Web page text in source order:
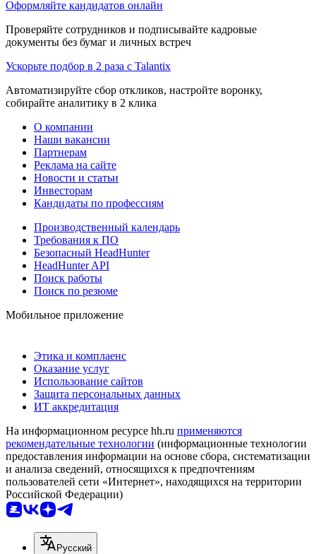
Оформляйте кандидатов онлайн
Проверяйте сотрудников и подписывайте кадровые
документы без бумаг и личных встреч
Ускорьте подбор в 2 раза с Talantix
Автоматизируйте сбор откликов, настройте воронку,
собирайте аналитику в 2 клика
О компании
Наши вакансии
Партнерам
Реклама на сайте
Новости и статьи
Инвесторам
Кандидаты по профессиям
Производственный календарь
Требования к ПО
Безопасный HeadHunter
HeadHunter API
Поиск работы
Поиск по резюме
Мобильное приложение
Этика и комплаенс
Оказание услуг
Использование сайтов
Защита персональных данных
ИТ аккредитация
На информационном ресурсе hh.ru применяются
рекомендательные технологии (информационные технологии
предоставления информации на основе сбора, систематизации
и анализа сведений, относящихся к предпочтениям
пользователей сети «Интернет», находящихся на территории
Российской Федерации)
Русский